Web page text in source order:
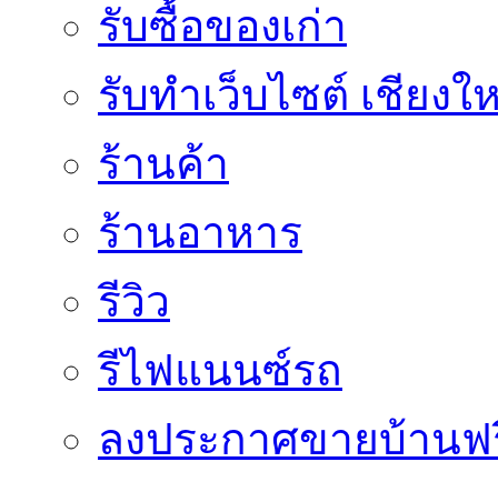
รับซื้อของเก่า
รับทำเว็บไซต์ เชียงใ
ร้านค้า
ร้านอาหาร
รีวิว
รีไฟแนนซ์รถ
ลงประกาศขายบ้าน